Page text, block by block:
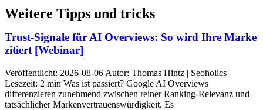
Weitere Tipps und tricks
Trust-Signale für AI Overviews: So wird Ihre Marke
zitiert [Webinar]
Veröffentlicht: 2026-08-06 Autor: Thomas Hintz | Seoholics
Lesezeit: 2 min Was ist passiert? Google AI Overviews
differenzieren zunehmend zwischen reiner Ranking-Relevanz und
tatsächlicher Markenvertrauenswürdigkeit. Es